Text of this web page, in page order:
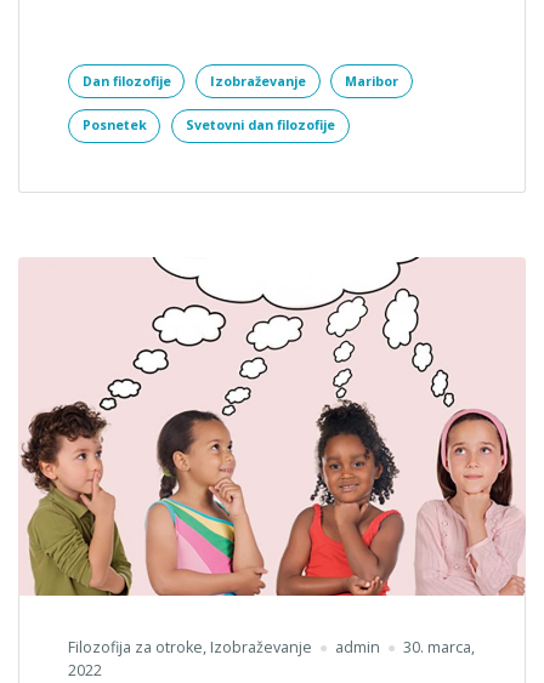
Dan filozofije Izobraževanje Maribor
Posnetek Svetovni dan filozofije
Filozofija za otroke, Izobraževanje admin
30. marca,
2022